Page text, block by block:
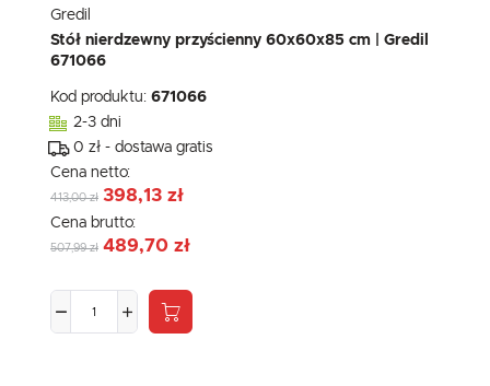
Gredil
Stół nierdzewny przyścienny 60x60x85 cm | Gredil
671066
Kod produktu: 671066
2-3 dni
0 zł - dostawa gratis
Cena netto:
413,00 zł 398,13 zł
Cena brutto:
507,99 zł 489,70 zł